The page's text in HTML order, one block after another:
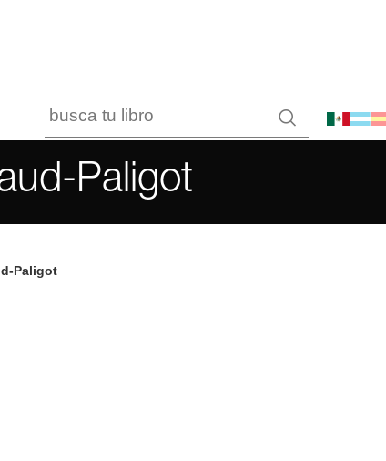
Paligot
Paligot